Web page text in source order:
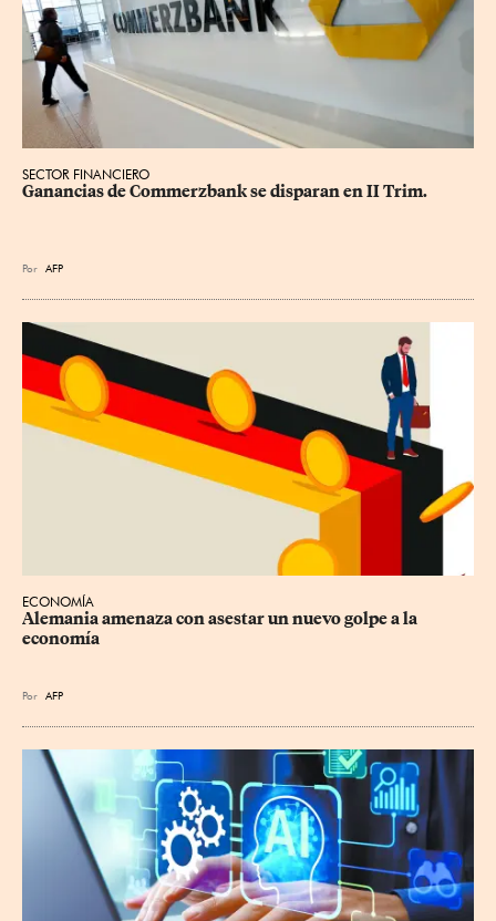
SECTOR FINANCIERO
Ganancias de Commerzbank se disparan en II Trim.
Por AFP
ECONOMÍA
Alemania amenaza con asestar un nuevo golpe a la
economía
Por AFP